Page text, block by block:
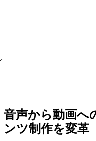
音声から動画へ
ンツ制作を変革